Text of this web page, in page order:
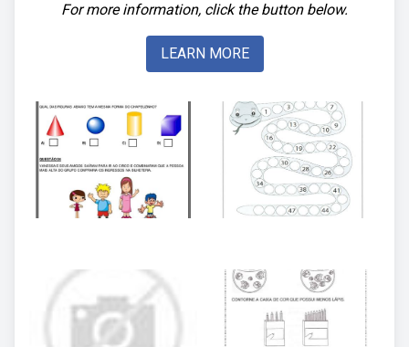
For more information, click the button below.
LEARN MORE